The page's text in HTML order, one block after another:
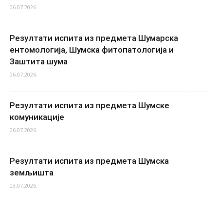
06.07.2026.
Резултати испита из предмета Шумарска
ентомологија, Шумска фитопатологија и
Заштита шума
06.07.2026.
Резултати испита из предмета Шумске
комуникације
06.07.2026.
Резултати испита из предмета Шумска
земљишта
03.07.2026.